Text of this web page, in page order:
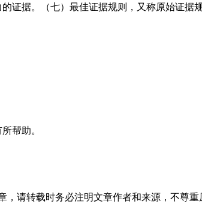
证据。（七）最佳证据规则，又称原始证
帮助。
请转载时务必注明文章作者和来源，不尊